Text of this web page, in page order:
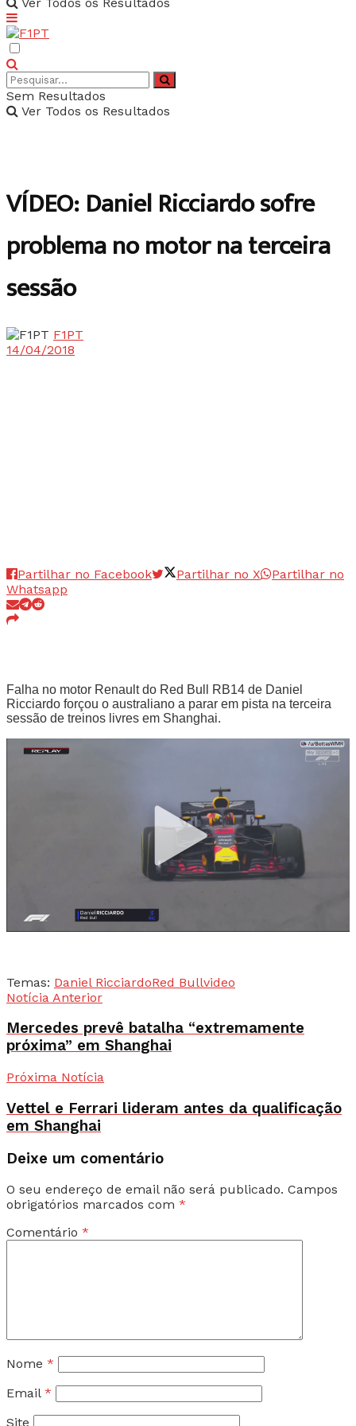
Sem Resultados
Ver Todos os Resultados
VÍDEO: Daniel Ricciardo sofre
problema no motor na terceira
sessão
F1PT
14/04/2018
Partilhar no Facebook Partilhar no X
Partilhar no
Whatsapp
Falha no motor Renault do Red Bull RB14 de Daniel
Ricciardo forçou o australiano a parar em pista na terceira
sessão de treinos livres em Shanghai.
Temas: Daniel RicciardoRed Bullvideo
Notícia Anterior
Mercedes prevê batalha “extremamente
próxima” em Shanghai
Próxima Notícia
Vettel e Ferrari lideram antes da qualificação
em Shanghai
Deixe um comentário
O seu endereço de email não será publicado. Campos
obrigatórios marcados com *
Comentário *
Nome *
Email *
Site